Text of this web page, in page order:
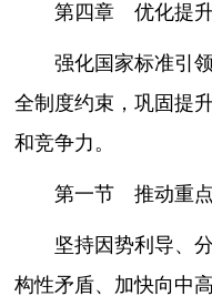
第四章 优化提
强化国家标准引领
全制度约束，巩固提
和竞争力。
第一节 推动重点
坚持因势利导、分
构性矛盾、加快向中